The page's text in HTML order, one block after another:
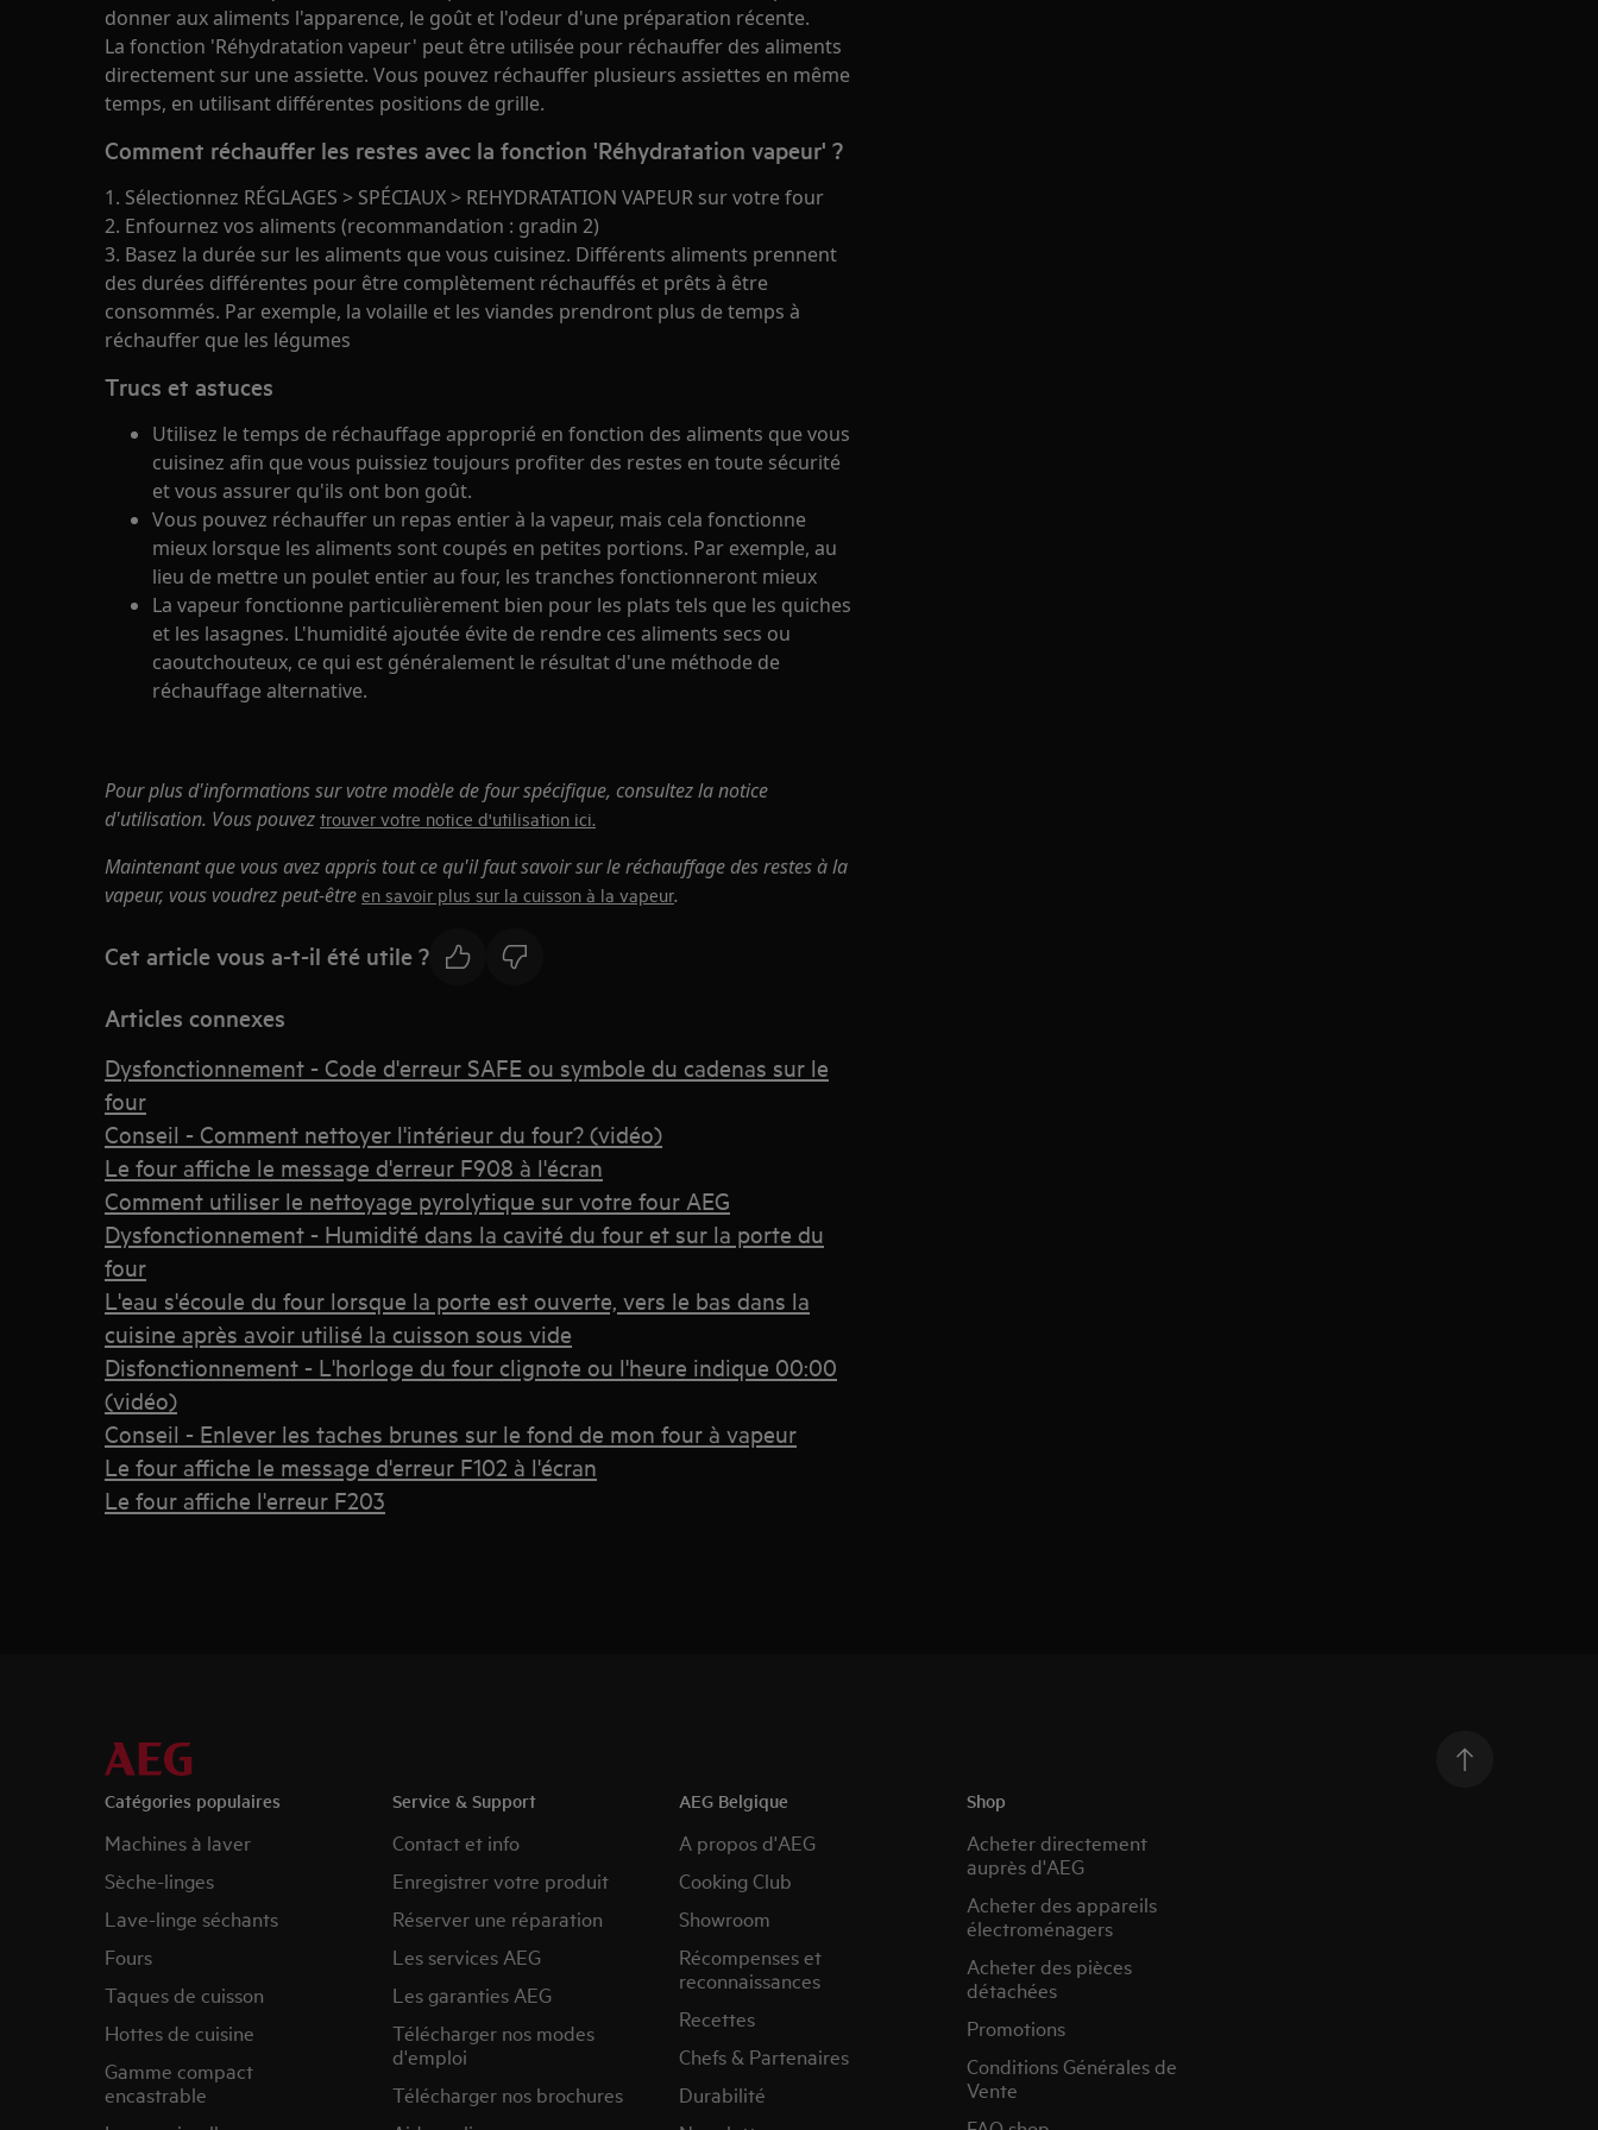
donner aux aliments l'apparence, le goût et l'odeur d'une préparation récente.
La fonction 'Réhydratation vapeur' peut être utilisée pour réchauffer des aliments
directement sur une assiette. Vous pouvez réchauffer plusieurs assiettes en même
temps, en utilisant différentes positions de grille.
Comment réchauffer les restes avec la fonction 'Réhydratation vapeur' ?
1. Sélectionnez RÉGLAGES > SPÉCIAUX > REHYDRATATION VAPEUR sur votre four
2. Enfournez vos aliments (recommandation : gradin 2)
3. Basez la durée sur les aliments que vous cuisinez. Différents aliments prennent
des durées différentes pour être complètement réchauffés et prêts à être
consommés. Par exemple, la volaille et les viandes prendront plus de temps à
réchauffer que les légumes
Trucs et astuces
Utilisez le temps de réchauffage approprié en fonction des aliments que vous
cuisinez afin que vous puissiez toujours profiter des restes en toute sécurité
et vous assurer qu'ils ont bon goût.
Vous pouvez réchauffer un repas entier à la vapeur, mais cela fonctionne
mieux lorsque les aliments sont coupés en petites portions. Par exemple, au
lieu de mettre un poulet entier au four, les tranches fonctionneront mieux
La vapeur fonctionne particulièrement bien pour les plats tels que les quiches
et les lasagnes. L'humidité ajoutée évite de rendre ces aliments secs ou
caoutchouteux, ce qui est généralement le résultat d'une méthode de
réchauffage alternative.
Pour plus d'informations sur votre modèle de four spécifique, consultez la notice
d'utilisation. Vous pouvez trouver votre notice d'utilisation ici.
Maintenant que vous avez appris tout ce qu'il faut savoir sur le réchauffage des restes à la
vapeur, vous voudrez peut-être en savoir plus sur la cuisson à la vapeur.
Cet article vous a-t-il été utile ?
Articles connexes
Dysfonctionnement - Code d'erreur SAFE ou symbole du cadenas sur le
four
Conseil - Comment nettoyer l'intérieur du four? (vidéo)
Le four affiche le message d'erreur F908 à l'écran
Comment utiliser le nettoyage pyrolytique sur votre four AEG
Dysfonctionnement - Humidité dans la cavité du four et sur la porte du
four
L'eau s'écoule du four lorsque la porte est ouverte, vers le bas dans la
cuisine après avoir utilisé la cuisson sous vide
Disfonctionnement - L'horloge du four clignote ou l'heure indique 00:00
(vidéo)
Conseil - Enlever les taches brunes sur le fond de mon four à vapeur
Le four affiche le message d'erreur F102 à l'écran
Le four affiche l'erreur F203
Catégories populaires
Machines à laver
Sèche-linges
Lave-linge séchants
Fours
Taques de cuisson
Hottes de cuisine
Gamme compact
encastrable
Service & Support
Contact et info
Enregistrer votre produit
Réserver une réparation
Les services AEG
Les garanties AEG
Télécharger nos modes
d'emploi
Télécharger nos brochures
AEG Belgique
A propos d'AEG
Cooking Club
Showroom
Récompenses et
reconnaissances
Recettes
Chefs & Partenaires
Durabilité
Shop
Acheter directement
auprès d'AEG
Acheter des appareils
électroménagers
Acheter des pièces
détachées
Promotions
Conditions Générales de
Vente